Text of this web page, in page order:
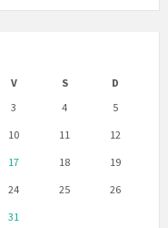
V S
D
3 4
5
10 11
12
17 18
19
24 25
26
31